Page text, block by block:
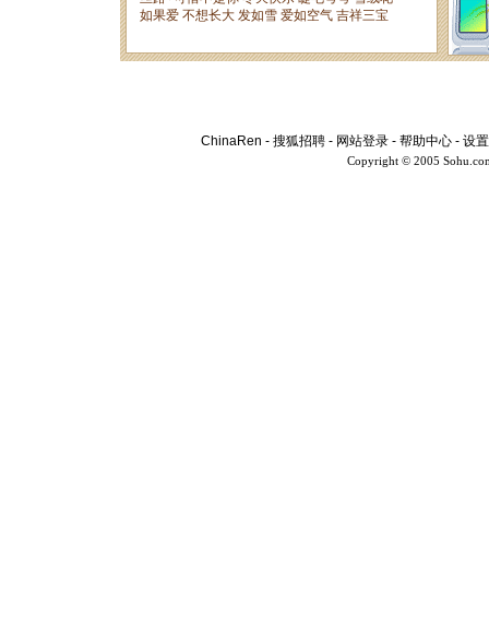
ChinaRen - 搜狐招聘 - 网站登录 - 帮助中心 - 设
Copyright © 2005